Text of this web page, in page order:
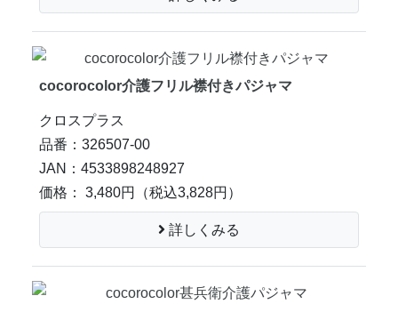
cocorocolor介護フリル襟付きパジャマ
クロスプラス
品番：326507-00
JAN：4533898248927
価格： 3,480円
（税込3,828円）
詳しくみる